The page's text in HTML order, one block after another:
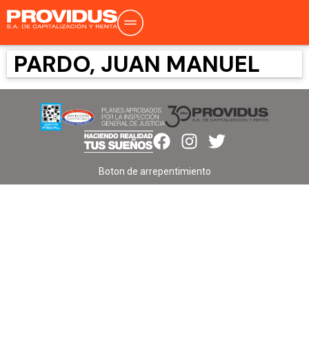
PARDO, JUAN MANUEL
Boton de arrepentimiento